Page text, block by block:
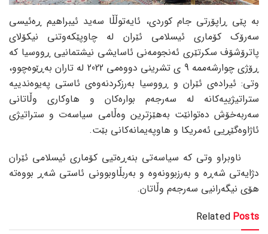
بە پێی ڕاپۆرتی جام کوردی، ئایەتوڵڵا سەید ئیبراهیم ڕەئیسی
سەرۆک کۆماری ئیسلامی ئێران لە چاوپێکەوتنی نیکۆلای
پاترۆشۆف سکرتێری ئەنجومەنی ئاسایشی نیشتمانیی ڕووسیا کە
ڕۆژی چوارشەممە 9 ی تشرینی دووەمی 2022 لە تاران بەڕێوەچوو،
وتی: ئیرادەی ئێران و ڕووسیا بەرزکردنەوەی ئاستی پەیوەندییە
ستراتیژییەکانە لە سەرجەم بوارەکان و هاوکاری وڵاتانی
سەربەخۆش دەتوانێت بەهێزترین وەڵامی سیاسەت و ستراتیژی
ئاژاوەگێڕیی ئەمریکا و هاوپەیمانەکانی بێت.
ناوبراو وتی کە سیاسەتی بنەڕەتیی کۆماری ئیسلامی ئێران
دژایەتی شەڕە و بەرزبوونەوە و بەربڵاوبوونی ئاستی شەڕ بووەتە
هۆی نیگەرانیی سەرجەم وڵاتان.
Related Posts